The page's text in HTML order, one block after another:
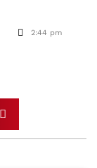
2:44 pm